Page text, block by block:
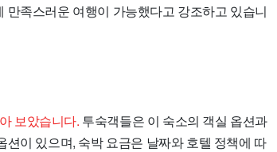
족스러운 여행이 가능했다고 강조하고 있습니
보았습니다. 투숙객들은 이 숙소의 객실 옵션과
이 있으며, 숙박 요금은 날짜와 호텔 정책에 따